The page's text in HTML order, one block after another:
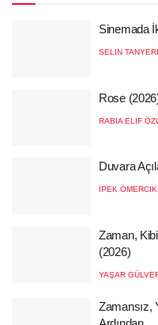
Sinemada
SELIN TANYERI
Rose
RABIA ELIF
Duvara
İPEK
Zaman,
(2026)
YAŞAR
Zamansız,